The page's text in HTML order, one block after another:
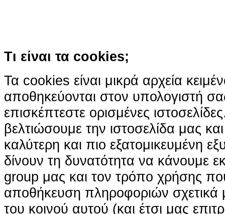
Τι είναι τα cookies;
Τα cookies είναι μικρά αρχεία
αποθηκεύονται στον υπολογιστή
επισκέπτεστε ορισμένες
βελτιώσουμε την ιστοσελίδα μας
καλύτερη και πιο εξατομικευμένη
δίνουν τη δυνατότητα να κάνουμε
group μας και τον τρόπο χρήσης
αποθήκευση πληροφοριών σχετικά
του κοινού αυτού (και έτσι μας